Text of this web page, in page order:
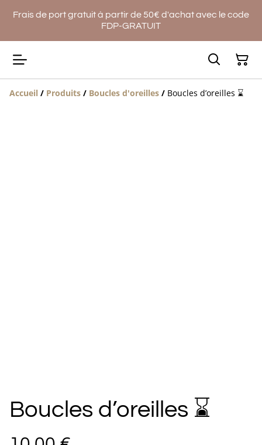
Frais de port gratuit à partir de 50€ d'achat avec le code
FDP-GRATUIT
Accueil / Produits / Boucles d'oreilles / Boucles d’oreilles ⌛️
Boucles d’oreilles ⌛️